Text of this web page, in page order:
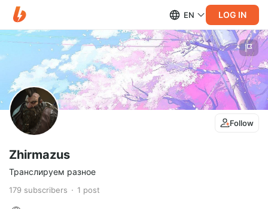
EN LOG IN
Follow
Zhirmazus
Транслируем разное
179 subscribers 1 post